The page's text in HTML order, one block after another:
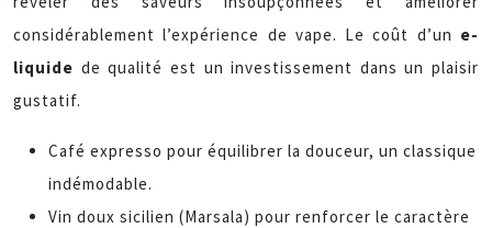
considérablement l’expérience de vape. Le coût d’un e-
liquide de qualité est un investissement dans un plaisir
gustatif.
Café expresso pour équilibrer la douceur, un classique
indémodable.
Vin doux sicilien (Marsala) pour renforcer le caractère